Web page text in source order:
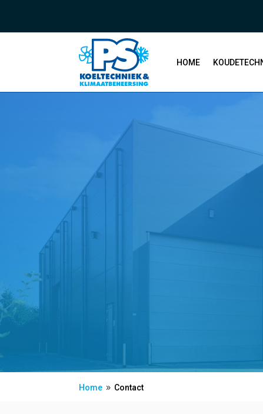
HOME
Home 9 Contact